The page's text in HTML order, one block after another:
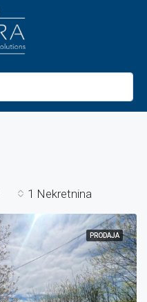
1 Nekretnina
PRODAJA